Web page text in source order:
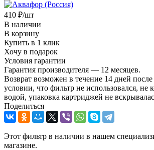
410 ₽/шт
В наличии
В корзину
Купить в 1 клик
Хочу в подарок
Условия гарантии
Гарантия производителя — 12 месяцев.
Возврат возможен в течение 14 дней
условии, что фильтр не использовался, не
водой, упаковка картриджей не
Поделиться
Этот фильтр в наличии в нашем
магазине.